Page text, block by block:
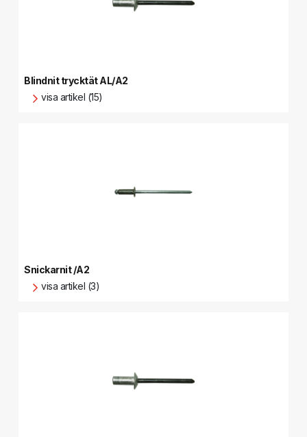
Blindnit trycktät AL/A2
visa artikel (15)
Snickarnit /A2
visa artikel (3)